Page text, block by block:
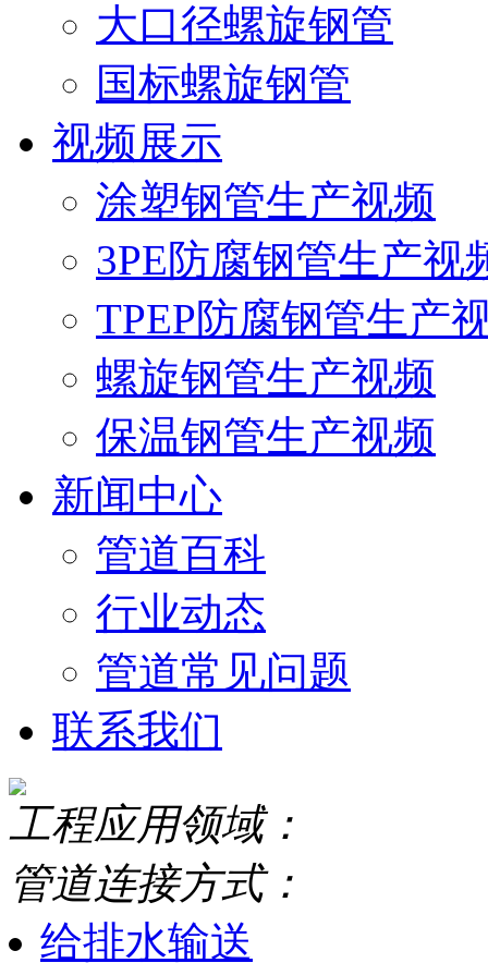
大口径螺旋钢管
国标螺旋钢管
视频展示
涂塑钢管生产视频
3PE防腐钢管生产视
TPEP防腐钢管生产
螺旋钢管生产视频
保温钢管生产视频
新闻中心
管道百科
行业动态
管道常见问题
联系我们
工程应用领域：
管道连接方式：
给排水输送